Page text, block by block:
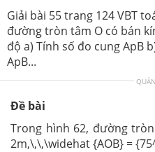
Giải bài 55 trang 124 VBT
đường tròn tâm O có bán
độ a) Tính số đo cung ApB
ApB...
Đề bài
Trong hình 62, đường
2m,\,\,\widehat {AOB} =